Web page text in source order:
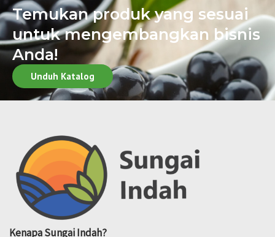
Temukan produk yang sesuai
untuk mengembangkan bisnis
Anda!
Unduh Katalog
KenapaSungai Indah?